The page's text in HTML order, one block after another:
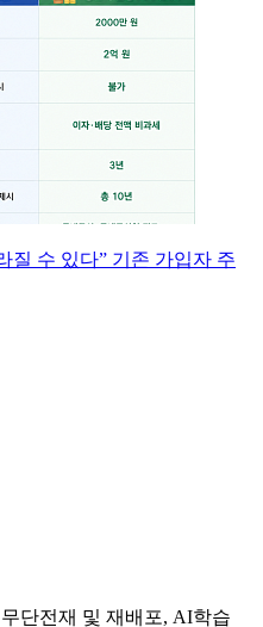
질 수 있다” 기존 가입자 주
단전재 및 재배포, AI학습